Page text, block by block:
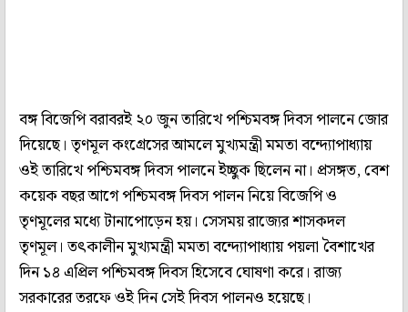
বঙ্গ বিজেপি বরাবরই ২০ জুন তারিখে পশ্চিমবঙ্গ দিবস পালনে জোর
দিয়েছে। তৃণমূল কংগ্রেসের আমলে মুখ্যমন্ত্রী মমতা বন্দ্যোপাধ্যায়
ওই তারিখে পশ্চিমবঙ্গ দিবস পালনে ইচ্ছুক ছিলেন না। প্রসঙ্গত, বেশ
কয়েক বছর আগে পশ্চিমবঙ্গ দিবস পালন নিয়ে বিজেপি ও
তৃণমূলের মধ্যে টানাপোড়েন হয়। সেসময় রাজ্যের শাসকদল
তৃণমূল। তৎকালীন মুখ্যমন্ত্রী মমতা বন্দ্যোপাধ্যায় পয়লা বৈশাখের
দিন ১৪ এপ্রিল পশ্চিমবঙ্গ দিবস হিসেবে ঘোষণা করে। রাজ্য
সরকারের তরফে ওই দিন সেই দিবস পালনও হয়েছে।